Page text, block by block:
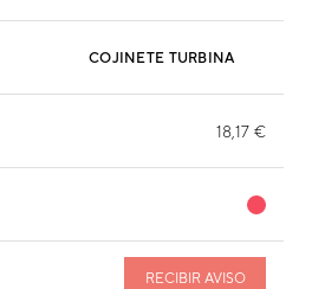
COJINETE TURBINA
18,17 €
RECIBIR AVISO